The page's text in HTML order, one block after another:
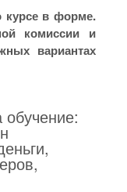
курсе в форме.
комиссии и
вариантах